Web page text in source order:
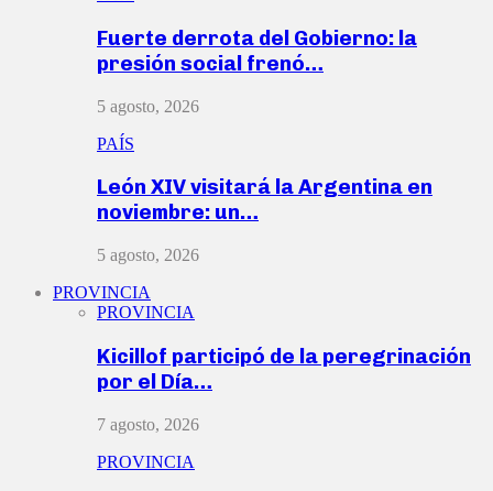
Fuerte derrota del Gobierno: la
presión social frenó…
5 agosto, 2026
PAÍS
León XIV visitará la Argentina en
noviembre: un…
5 agosto, 2026
PROVINCIA
PROVINCIA
Kicillof participó de la peregrinación
por el Día…
7 agosto, 2026
PROVINCIA